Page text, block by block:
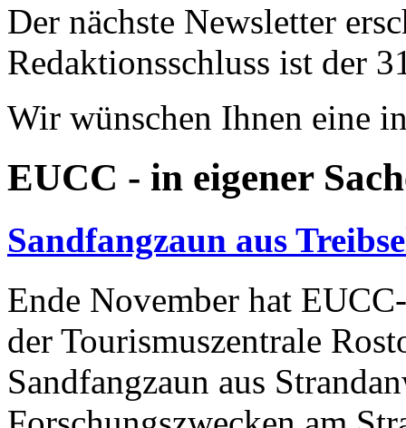
Der nächste Newsletter
Redaktionsschluss ist der
Wir wünschen Ihnen eine
EUCC - in eigener
Sandfangzaun aus
Ende November hat
der Tourismuszentrale
Sandfangzaun aus